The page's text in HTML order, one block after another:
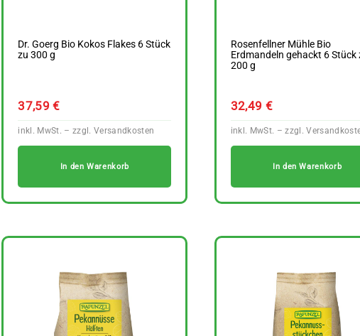
Dr. Goerg Bio Kokos Flakes 6 Stück
zu 300 g
37,59€
In den Warenkorb
Rosenfellner Mühle Bio
Erdmandeln gehackt 6 Stück
200 g
32,49 €
In den Warenkorb